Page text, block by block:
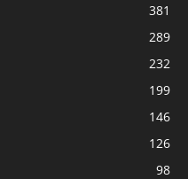
381
289
232
199
146
126
98